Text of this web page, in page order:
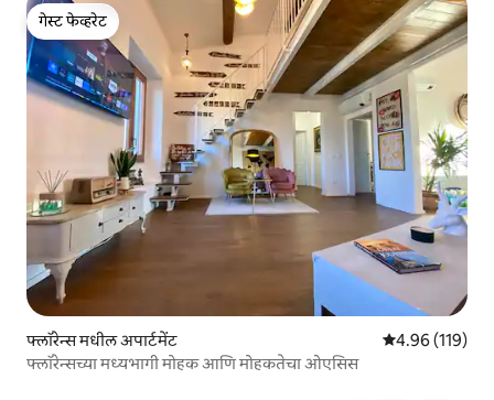
गेस्ट फेव्हरेट
गेस्ट फेव्हरेट
फ्लॉरेन्स मधील अपार्टमेंट 5 पैकी 4.96
4.96 (119)
फ्लॉरेन्सच्या मध्यभागी मोहक आणि मोहकतेचा ओएसिस